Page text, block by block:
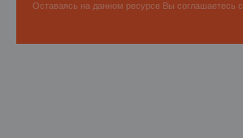
Оставаясь на данном ресурсе Вы соглашаетесь с